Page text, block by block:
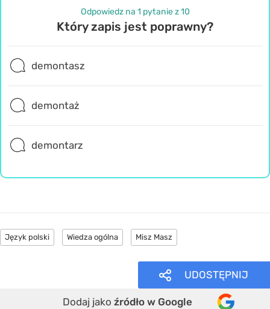
Odpowiedz na 1 pytanie z 10
Który zapis jest poprawny?
demontasz
demontaż
demontarz
Język polski Wiedza ogólna Misz Masz
UDOSTĘPNIJ
Dodaj jako źródło w Google